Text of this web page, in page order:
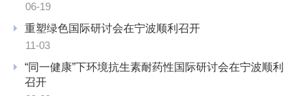
06-19
重塑绿色国际研讨会在宁波顺利召开
11-03
“同一健康”下环境抗生素耐药性国际研讨会在宁波顺利
召开